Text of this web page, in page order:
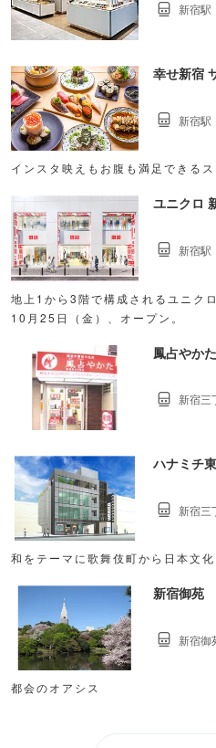
新宿駅
幸せ新宿
インスタ映えもお腹も満足できる
新宿駅
ユニクロ
地上1から3階で構成されるユニク
10月25日（金）、オープン。
新宿駅
鳳占やか
新宿三
ハナミチ
和をテーマに歌舞伎町から日本文化
新宿三
新宿御苑
都会のオアシス
新宿御